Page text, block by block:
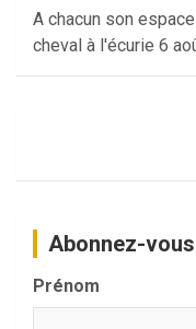
A chacun son
cheval à l'écurie 6
Abonnez-
Prénom